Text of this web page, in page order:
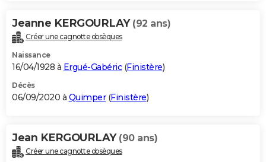
Jeanne KERGOURLAY (92 ans)
Créer une cagnotte obsèques
Naissance
16/04/1928 à Ergué-Gabéric(Finistère)
Décès
06/09/2020 à Quimper(Finistère)
Jean KERGOURLAY (90 ans)
Créer une cagnotte obsèques